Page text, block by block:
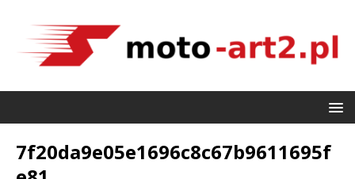
7f20da9e05e1696c8c67b9611695f